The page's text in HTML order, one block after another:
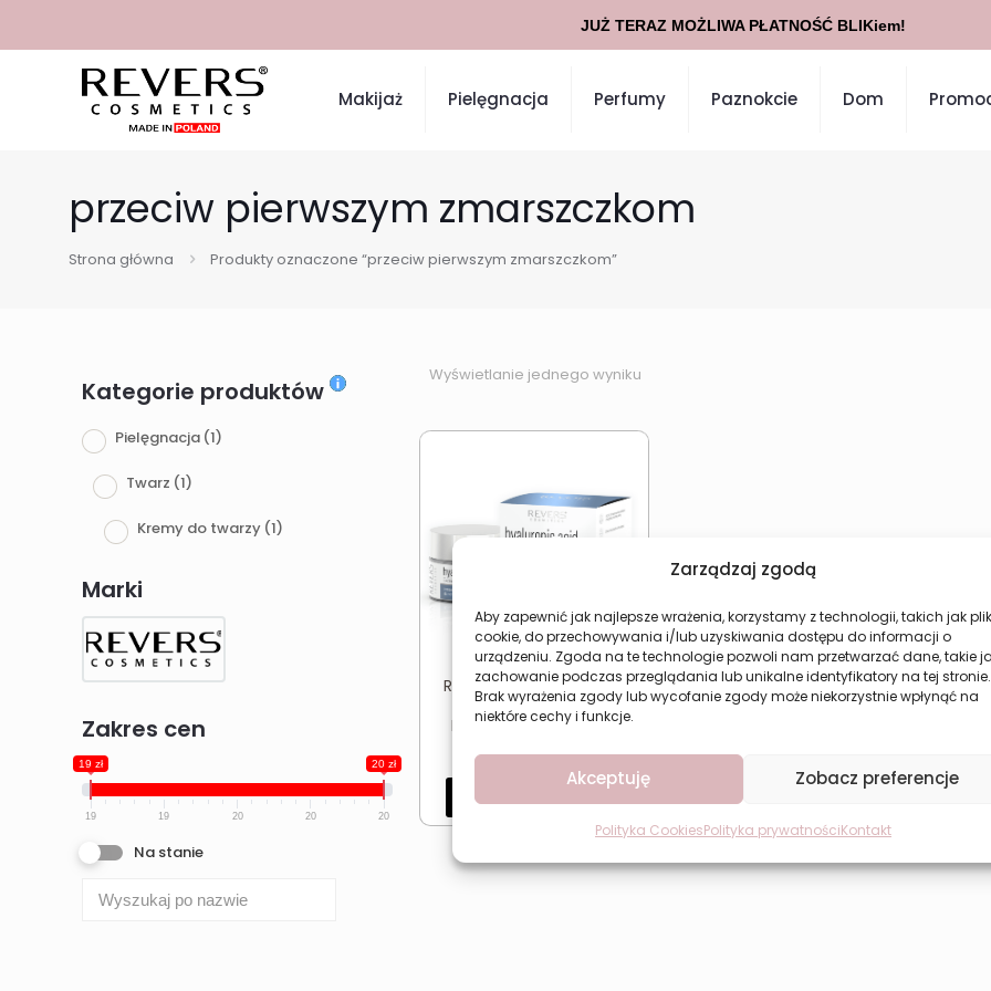
Zarządzaj zgodą
Aby zapewnić jak najlepsze wrażenia, korzystamy z technologii, takich jak
cookie, do przechowywania i/lub uzyskiwania dostępu do informacji o
urządzeniu. Zgoda na te technologie pozwoli nam przetwarzać dane, takie
zachowanie podczas przeglądania lub unikalne identyfikatory na tej stronie.
Brak wyrażenia zgody lub wycofanie zgody może niekorzystnie wpłynąć na
niektóre cechy i funkcje.
Akceptuję Zobacz preferencje
Polityka CookiesPolityka prywatnościKontakt
Makijaż Pielęgnacja Perfumy Paznokcie Dom
przeciw pierwszym zmarszczkom
Strona główna Produkty oznaczone “przeciw pierwszym zmarszczkom”
Kategorie produktów
Pielęgnacja (1)
Twarz (1)
Kremy do twarzy (1)
Marki
Zakres cen
19 zł 20 zł
19 19 20 20 20
Na stanie
Wyświetlanie jednego wyniku
Revers Krem Do Twarzy
40+ z Kwasem
Hialuronowym Revers
19,49zł
Dodaj do koszyka
JUŻ TERAZ MOŻLIWA PŁATNOŚĆ BLIKiem!